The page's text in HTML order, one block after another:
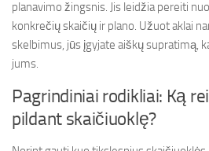
planavimo žingsnis. Jis leidžia pereiti
konkrečių skaičių ir plano. Užuot aklai
skelbimus, jūs įgyjate aiškų supratimą,
jums.
Pagrindiniai rodikliai: Ką
pildant skaičiuoklę?